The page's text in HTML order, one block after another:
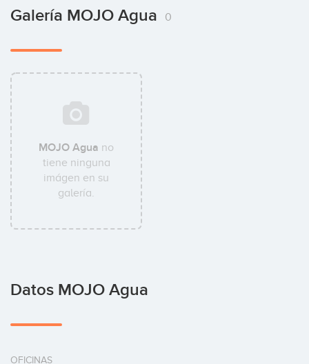
Galería MOJO Agua 0
MOJO Agua no
tiene ninguna
imágen en su
galería.
Datos MOJO Agua
OFICINAS